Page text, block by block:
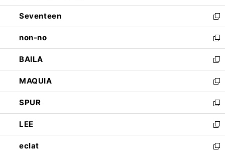
開
く
ウ
で
開
く
ン
ド
ウ
で
開
く
Seventeen
新
し
い
ウ
ィ
ン
ド
ウ
で
開
く
non-no
新
し
い
ウ
ィ
ン
ド
ウ
で
開
く
BAILA
新
し
い
ウ
ィ
ン
ド
ウ
で
MAQUIA
新
し
い
ウ
ィ
ン
ド
SPUR
新
し
い
ウ
ィ
LEE
新
し
い
eclat
新